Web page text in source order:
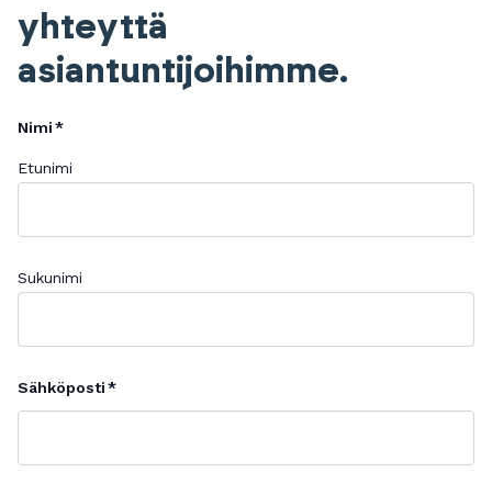
yhteyttä
asiantuntijoihimme.
Nimi
Etunimi
Sukunimi
Sähköposti